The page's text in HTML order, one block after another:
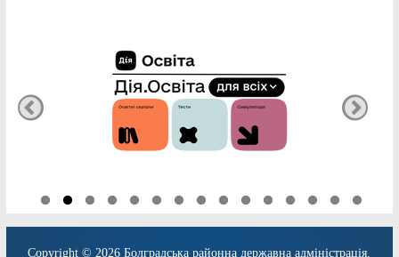
Copyright © 2026Болградська районна державна адміністрація.